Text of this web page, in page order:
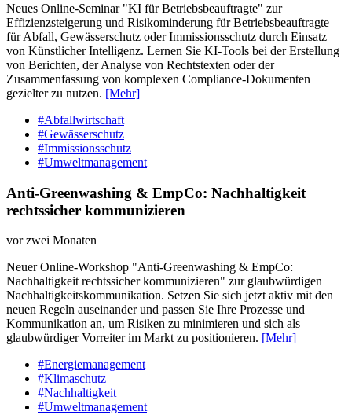
Neues Online-Seminar "KI für Betriebsbeauftragte" zur
Effizienzsteigerung und Risikominderung für Betriebsbeauftragte
für Abfall, Gewässerschutz oder Immissionsschutz durch Einsatz
von Künstlicher Intelligenz. Lernen Sie KI-Tools bei der Erstellung
von Berichten, der Analyse von Rechtstexten oder der
Zusammenfassung von komplexen Compliance-Dokumenten
gezielter zu nutzen. [Mehr]
#Abfallwirtschaft
#Gewässerschutz
#Immissionsschutz
#Umweltmanagement
Anti-Greenwashing & EmpCo: Nachhaltigkeit
rechtssicher kommunizieren
vor zwei Monaten
Neuer Online-Workshop "Anti-Greenwashing & EmpCo:
Nachhaltigkeit rechtssicher kommunizieren" zur glaubwürdigen
Nachhaltigkeitskommunikation. Setzen Sie sich jetzt aktiv mit den
neuen Regeln auseinander und passen Sie Ihre Prozesse und
Kommunikation an, um Risiken zu minimieren und sich als
glaubwürdiger Vorreiter im Markt zu positionieren. [Mehr]
#Energiemanagement
#Klimaschutz
#Nachhaltigkeit
#Umweltmanagement